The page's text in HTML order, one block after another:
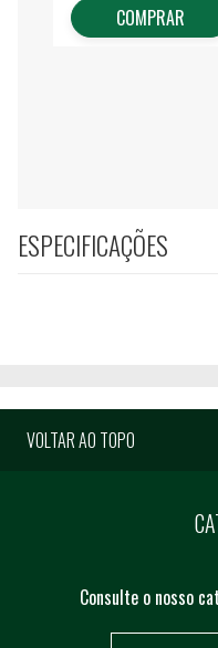
COMPRAR
ESPECIFICAÇÕES
VOLTAR AO TOPO
Consulte o nosso